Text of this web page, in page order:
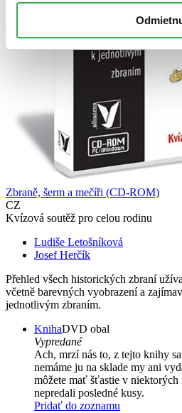
Zbraně, šerm a mečíři (CD-ROM)
CZ
Kvízová soutěž pro celou rodinu
Ludiše Letošníková
Josef Herčík
Přehled všech historických zbraní
včetně barevných vyobrazení a
jednotlivým zbraním.
KnihaDVD obal
Vypredané
Ach, mrzí nás to, z tejto knihy
nemáme ju na sklade my ani
môžete mať šťastie v
nepredali posledné kusy.
Pridať do zoznamu